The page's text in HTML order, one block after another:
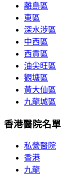
離島區
東區
深水涉區
中西區
西貢區
油尖旺區
觀塘區
黃大仙區
九龍城區
香港醫院名單
私營醫院
香港
九龍